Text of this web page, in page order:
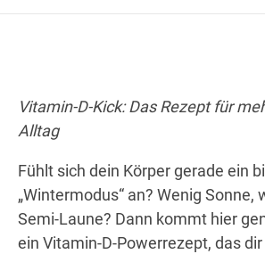
Vitamin-D-Kick: Das Rezept für
Alltag
Fühlt sich dein Körper gerade ein
„Wintermodus“ an? Wenig Sonne,
Semi-Laune? Dann kommt hier
ein Vitamin-D-Powerrezept, das